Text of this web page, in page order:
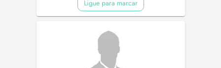
Ligue para marcar